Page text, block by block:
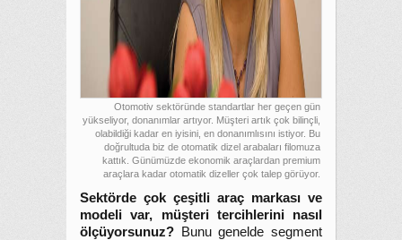
Otomotiv sektöründe standartlar her geçen gün
yükseliyor, donanımlar artıyor. Müşteri artık çok bilinçli,
olabildiği kadar en iyisini, en donanımlısını istiyor. Bu
doğrultuda biz de otomatik dizel arabaları filomuza
kattık. Günümüzde ekonomik araçlardan premium
araçlara kadar otomatik dizeller çok talep görüyor.
Sektörde çok çeşitli araç markası ve
modeli var, müşteri tercihlerini nasıl
ölçüyorsunuz?
Bunu genelde segment